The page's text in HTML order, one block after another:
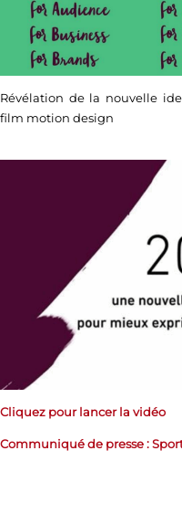
Révélation de la nouvelle
film motion design
Cliquez pour lancer la vidéo
Communiqué de presse :